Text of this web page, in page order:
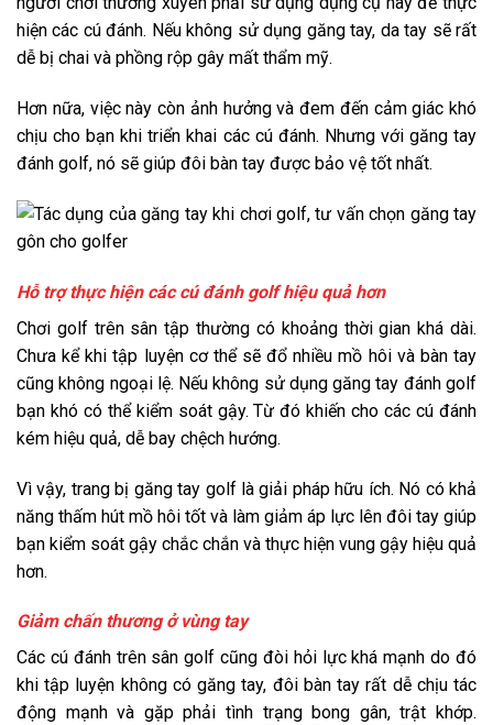
hiện các cú đánh. Nếu không sử dụng găng tay, da tay sẽ rất
dễ bị chai và phồng rộp gây mất thẩm mỹ.
Hơn nữa, việc này còn ảnh hưởng và đem đến cảm giác khó
chịu cho bạn khi triển khai các cú đánh. Nhưng với găng tay
đánh golf, nó sẽ giúp đôi bàn tay được bảo vệ tốt nhất.
Hỗ trợ thực hiện các cú đánh golf hiệu quả hơn
Chơi golf trên sân tập thường có khoảng thời gian khá dài.
Chưa kể khi tập luyện cơ thể sẽ đổ nhiều mồ hôi và bàn tay
cũng không ngoại lệ. Nếu không sử dụng găng tay đánh golf
bạn khó có thể kiểm soát gậy. Từ đó khiến cho các cú đánh
kém hiệu quả, dễ bay chệch hướng.
Vì vậy, trang bị găng tay golf là giải pháp hữu ích. Nó có khả
năng thấm hút mồ hôi tốt và làm giảm áp lực lên đôi tay giúp
bạn kiểm soát gậy chắc chắn và thực hiện vung gậy hiệu quả
hơn.
Giảm chấn thương ở vùng tay
Các cú đánh trên sân golf cũng đòi hỏi lực khá mạnh do đó
khi tập luyện không có găng tay, đôi bàn tay rất dễ chịu tác
động mạnh và gặp phải tình trạng bong gân, trật khớp.